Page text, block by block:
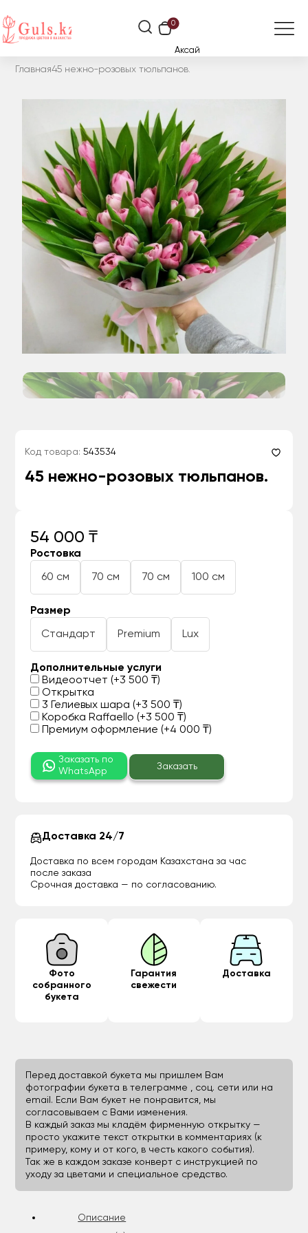
0
Аксай
Главная45 нежно-розовых тюльпанов.
Код товара: 543534
45 нежно-розовых тюльпанов.
54 000 ₸
Ростовка
60 см 70 см 70 см 100 см
Размер
Стандарт Premium Lux
Дополнительные услуги
Видеоотчет (+3 500 ₸)
Открытка
3 Гелиевых шара (+3 500 ₸)
Коробка Raffaello (+3 500 ₸)
Премиум оформление (+4 000 ₸)
Заказать по
WhatsApp
Заказать
Доставка 24/7
Доставка по всем городам Казахстана за час
после заказа
Срочная доставка — по согласованию.
Фото
собранного
букета
Гарантия
свежести
Доставка
Перед доставкой букета мы пришлем Вам
фотографии букета в телеграмме , соц. сети или на
email. Если Вам букет не понравится, мы
согласовываем с Вами изменения.
В каждый заказ мы кладём фирменную открытку —
просто укажите текст открытки в комментариях (к
примеру, кому и от кого, в честь какого события).
Так же в каждом заказе конверт с инструкцией по
уходу за цветами и специальное средство.
Описание